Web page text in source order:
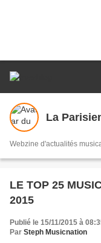
La
Webzine d'actualités
LE TOP 25
2015
Publié le 15/11/2015 à
Par Steph Musicnation